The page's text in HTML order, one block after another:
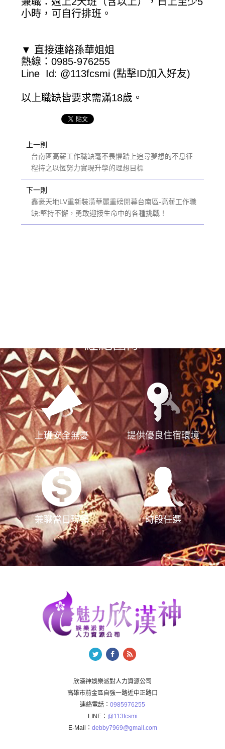
小時，可自行排班。
▼ 直接連絡孫華姐姐
熱線：0985-976255
Line Id: @113fcsmi (點擊ID加入好友)
以上職缺皆要求需滿18歲。
上一則
台南區高薪工作職缺毫不畏懼踏上追尋夢想的不息征
程持之以恆努力實現升學的理想目標
下一則
鑫豪天地LV重新裝潢華麗重磅開幕台南區-高薪工作職
缺:堅持不懈，勇敢迎接生命中的各種挑戰！
經紀團隊
上班安全無憂 提供優良住宿環境
兼職當日現領 時段任選
欣漢神娛樂派對人力資源公司
高雄市前金區自強一路近中正路口
連絡電話： 0985976255
LINE： @113fcsmi
E-Mail： debby7969@gmail.com